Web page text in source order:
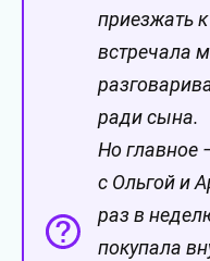
приезжать
встречала
ради сына.
Но главное
с Ольгой и
раз в
покупала